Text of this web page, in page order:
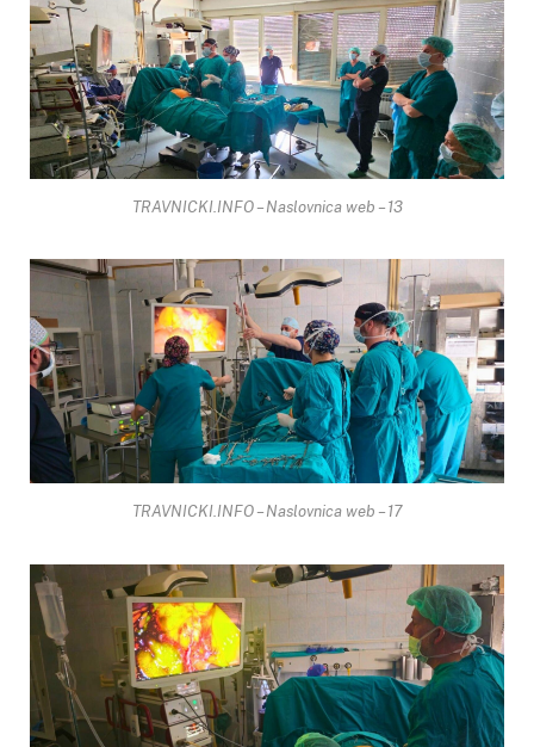
TRAVNICKI.INFO – Naslovnica web – 13
TRAVNICKI.INFO – Naslovnica web – 17